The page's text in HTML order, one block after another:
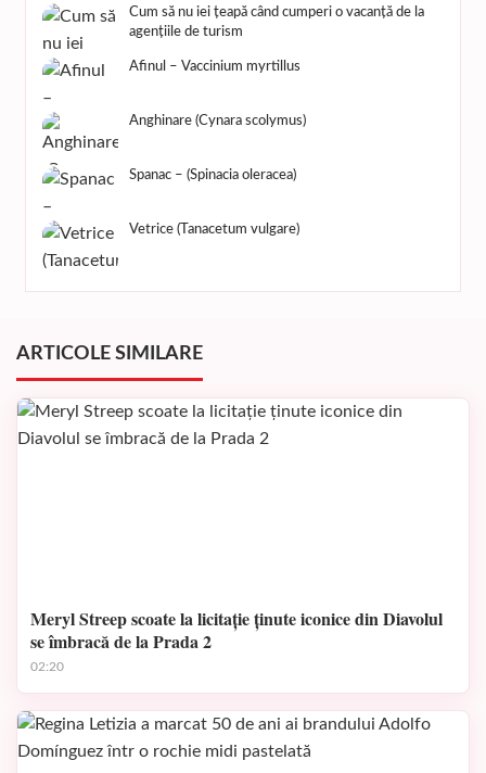
Cum să nu iei țeapă când cumperi o vacanță de la
agențiile de turism
Afinul – Vaccinium myrtillus
Anghinare (Cynara scolymus)
Spanac – (Spinacia oleracea)
Vetrice (Tanacetum vulgare)
ARTICOLE SIMILARE
Meryl Streep scoate la licitație ținute iconice din Diavolul
se îmbracă de la Prada 2
02:20